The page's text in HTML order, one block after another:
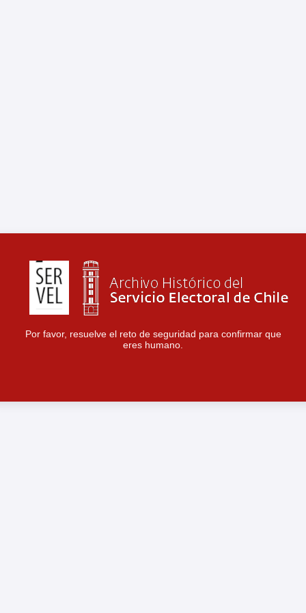
Por favor, resuelve el reto de seguridad para confirmar que
eres humano.